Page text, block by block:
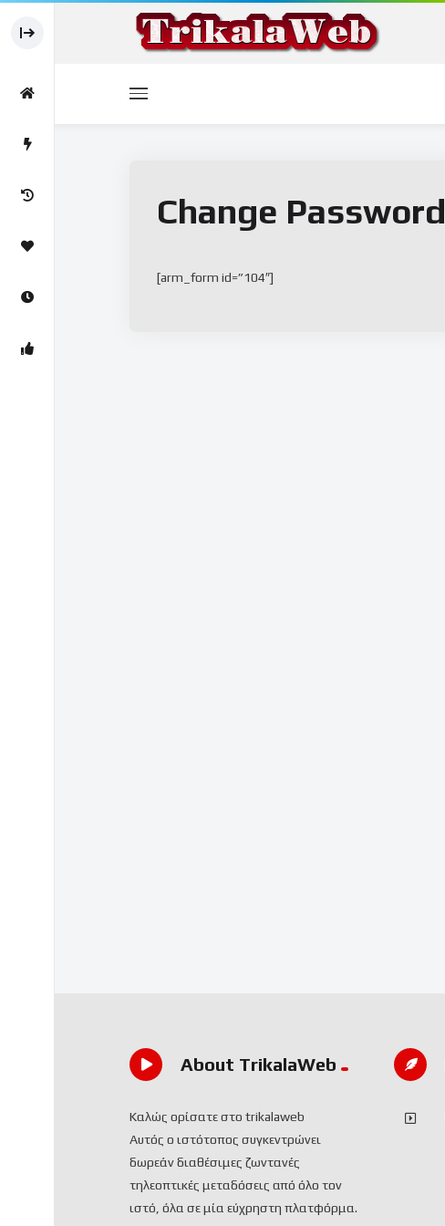
Change Password
[arm_form id=”104″]
About TrikalaWeb
Καλώς ορίσατε στο trikalaweb
Αυτός ο ιστότοπος συγκεντρώνει
δωρεάν διαθέσιμες ζωντανές
τηλεοπτικές μεταδόσεις από όλο τον
ιστό, όλα σε μία εύχρηστη πλατφόρμα.